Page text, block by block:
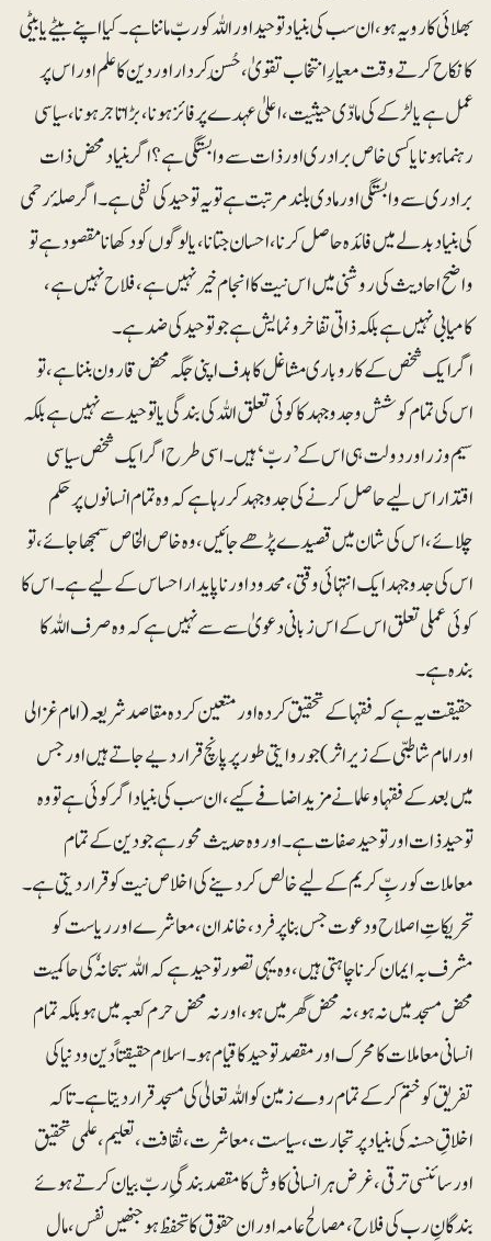
بھلائی کا رویہ ہو،ان سب کی بنیاد توحید اور اللہ کو ربّ ماننا ہے۔ کیا اپنے بیٹے یا بیٹی
کا نکاح کرتے وقت معیارِ انتخاب تقویٰ ، حُسنِ کردار اور دین کاعلم اور اس پر
عمل ہے یا لڑکے کی مادّی حیثیت، اعلیٰ عہدے پر فائز ہونا ، بڑا تاجر ہونا، سیاسی
رہنما ہونا یا کسی خاص برادری اور ذات سے وابستگی ہے؟اگر بنیاد محض ذات
برادری سے وابستگی اور مادی بلند مرتبت ہے تو یہ توحید کی نفی ہے ۔ اگر صلۂ رحمی
کی بنیاد بدلے میں فائدہ حاصل کرنا، احسان جتانا، یا لوگوں کو دکھانا مقصود ہے تو
واضح احادیث کی روشنی میں اس نیت کا انجام خیر نہیں ہے ، فلاح نہیں ہے ،
کامیابی نہیں ہے بلکہ ذاتی تفاخر و نمایش ہے جو توحید کی ضد ہے ۔
اگر ایک شخص کے کاروباری مشاغل کا ہدف اپنی جگہ محض قا رون بننا ہے، تو
اس کی تمام کوشش و جدو جہد کا کوئی تعلق اللہ کی بندگی یا توحید سے نہیں ہے بلکہ
سیم و زر اور دولت ہی اس کے ’ربّ‘ ہیں۔ اسی طرح اگر ایک شخص سیاسی
اقتدار اس لیے حاصل کرنے کی جدو جہد کر رہا ہے کہ وہ تمام انسانوں پر حکم
چلائے، اس کی شان میں قصیدے پڑھے جائیں، وہ خاص الخاص سمجھا جائے، تو
اس کی جدو جہد ایک انتہائی وقتی ، محدود اور ناپایدار احساس کے لیے ہے ۔ اس کا
کوئی عملی تعلق اس کے اس زبانی دعویٰ سے سے نہیں ہے کہ وہ صرف اللہ کا
بندہ ہے ۔
حقیقت یہ ہے کہ فقہا کے تحقیق کردہ اورمتعین کردہ مقاصد شریعہ(امام غزالی
اور امام شاطبی کے زیر اثر) جو روایتی طور پر پانچ قرار دیے جاتے ہیں اور جس
میں بعد کے فقہا و علما نے مزید اضافے کیے، ان سب کی بنیاد اگر کوئی ہے تو وہ
توحید ذات اور توحید صفات ہے۔اور وہ حدیث محور ہے جو دین کے تمام
معاملات کو ربِّ کریم کے لیے خالص کر دینے کی اخلاص نیت کو قرار دیتی ہے۔
تحریکاتِ اصلاح و دعوت جس بنا پر فرد، خاندان ، معاشرے اور ریاست کو
مشرف بہ ایمان کرنا چاہتی ہیں، وہ یہی تصور توحید ہے کہ اللہ سبحانہٗ کی حاکمیت
محض مسجد میں نہ ہو، نہ محض گھر میں ہو، اور نہ محض حرم کعبہ میں ہو بلکہ تمام
انسانی معاملات کا محرک اور مقصد توحید کا قیام ہو۔ اسلام حقیقتاً دین و دنیا کی
تفریق کو ختم کر کے تمام روے زمین کو اللہ تعالیٰ کی مسجد قرار دیتا ہے۔ تاکہ
اخلاقِ حسنہ کی بنیاد پر تجارت ، سیاست ، معاشرت ، ثقافت، تعلیم ، علمی تحقیق
اور سائنسی ترقی، غرض ہر انسانی کاوش کا مقصد بندگیِ ربّ بیان کرتے ہوئے
بندگانِ رب کی فلاح ، مصالح عامہ اور ان حقوق کا تحفظ ہو جنھیں نفس، مال